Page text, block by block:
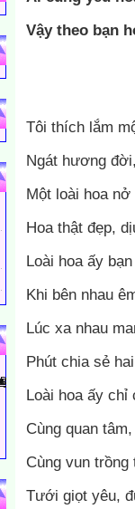
Vậy theo bạn
Tôi thích lắm
Ngát hương
Một loài hoa
Hoa thật đẹp,
Loài hoa ấy
Khi bên nhau
Lúc xa nhau
Phút chia sẻ
Loài hoa ấy
Cùng quan
Cùng vun trồng
Tưới giọt yêu,